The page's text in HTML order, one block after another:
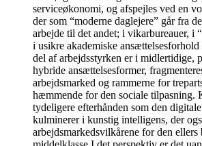
serviceøkonomi, og afspejles ved en
der som “moderne daglejere” går fra
arbejde til det andet; i vikarbureauer, i
i usikre akademiske
del af arbejdsstyrken er i midlertidige,
hybride ansættelsesformer,
arbejdsmarked og rammerne for
hæmmende for den sociale tilpasning.
tydeligere efterhånden som den
kulminerer i kunstig intelligens, der
arbejdsmarkedsvilkårene for den ellers